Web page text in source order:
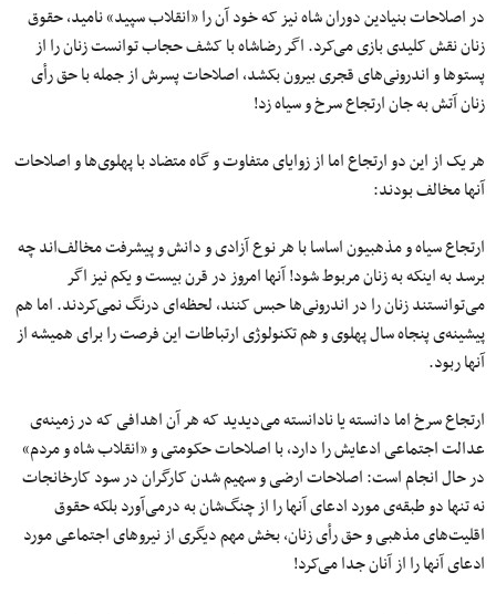
در اصلاحات بنیادین دوران شاه نیز که خود آن را «انقلاب سپید» نامید، حقوق
زنان نقش کلیدی بازی می‌کرد. اگر رضاشاه با کشف حجاب توانست زنان را از
پستوها و اندرونی‌های قجری بیرون بکشد، اصلاحات پسرش از جمله با حق رأی
زنان آتش به جان ارتجاع سرخ و سیاه زد!
هر یک از این دو ارتجاع اما از زوایای متفاوت و گاه متضاد با پهلوی‌ها و اصلاحات
آنها مخالف بودند:
ارتجاع سیاه و مذهبیون اساسا با هر نوع آزادی و دانش و پیشرفت مخالف‌اند چه
برسد به اینکه به زنان مربوط شود! آنها امروز در قرن بیست و یکم نیز اگر
می‌توانستند زنان را در اندرونی‌ها حبس کنند، لحظه‌ای درنگ نمی‌کردند. اما هم
پیشینه‌ی پنجاه سال پهلوی و هم تکنولوژی ارتباطات این فرصت را برای همیشه از
آنها ربود.
ارتجاع سرخ اما دانسته یا نادانسته می‌دیدید که هر آن اهدافی که در زمینه‌ی
عدالت اجتماعی ادعایش را دارد، با اصلاحات حکومتی و «انقلاب شاه و مردم»
در حال انجام است: اصلاحات ارضی و سهیم شدن کارگران در سود کارخانجات
نه تنها دو طبقه‌ی مورد ادعای آنها را از چنگ‌شان به درمی‌آورد بلکه حقوق
اقلیت‌های مذهبی و حق رأی زنان، بخش مهم دیگری از نیروهای اجتماعی مورد
ادعای آنها را از آنان جدا می‌کرد!